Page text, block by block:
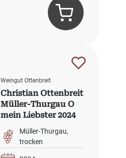
Weingut Ottenbreit
Christian Ottenbreit
Müller-Thurgau O
mein Liebster 2024
Müller-Thurgau
trocken